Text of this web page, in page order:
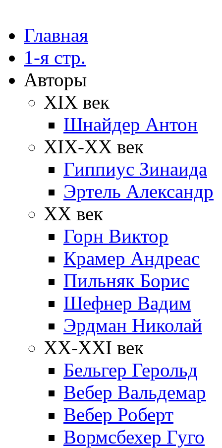
Главная
1-я стр.
Авторы
XIX век
Шнайдер Антон
XIX-XX век
Гиппиус Зинаида
Эртель Александр
XX век
Горн Виктор
Крамер Андреас
Пильняк Борис
Шефнер Вадим
Эрдман Николай
ХХ-XXI век
Бельгер Герольд
Вебер Вальдемар
Вебер Роберт
Вормсбехер Гуго